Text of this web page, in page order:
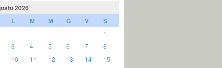
2026
L M M G V S
1
3 4 5 6 7
8
10 11 12 13 14
15